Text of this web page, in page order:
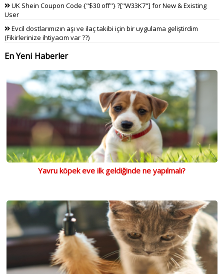
UK Shein Coupon Code {"$30 off"} ?["W33K7"] for New & Existing
User
Evcil dostlarımızın aşı ve ilaç takibi için bir uygulama geliştirdim
(Fikirlerinize ihtiyacım var ??)
En Yeni Haberler
Yavru köpek eve ilk geldiğinde ne yapılmalı?